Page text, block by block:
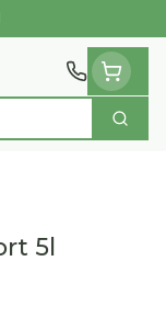
Zoek
5l